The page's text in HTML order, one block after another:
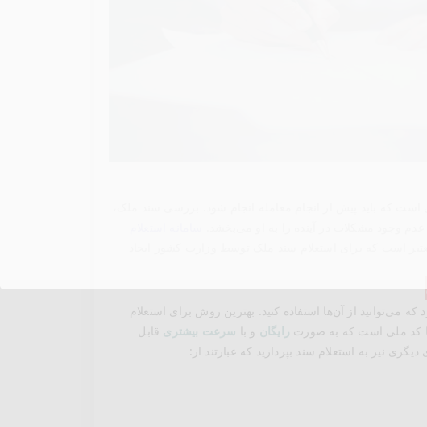
می‌توانید از آن‌ها استفاده کنید. بهترین روش برای استعلام
با کد ملی است که به صورت رایگان و با سرعت بیشتری قابل
نیز به استعلام سند بپردازید که عبارتند از: